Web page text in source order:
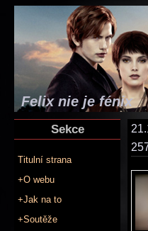
Felix nie je fénix
Sekce
Titulní strana
+O webu
+Jak na to
+Soutěže